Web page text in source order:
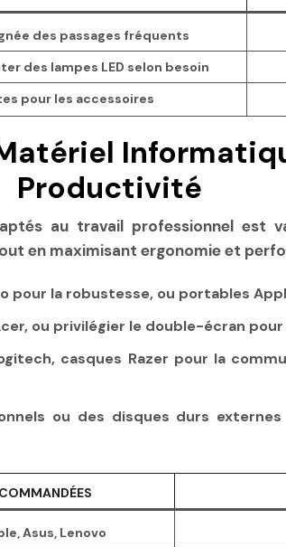
des passages fréquents
des lampes LED selon besoin
pour les accessoires
Productivité
au travail professionnel est
en maximisant ergonomie et
pour la robustesse, ou portables
ou privilégier le double-écran
casques Razer pour la
ou des disques durs
Asus, Lenovo